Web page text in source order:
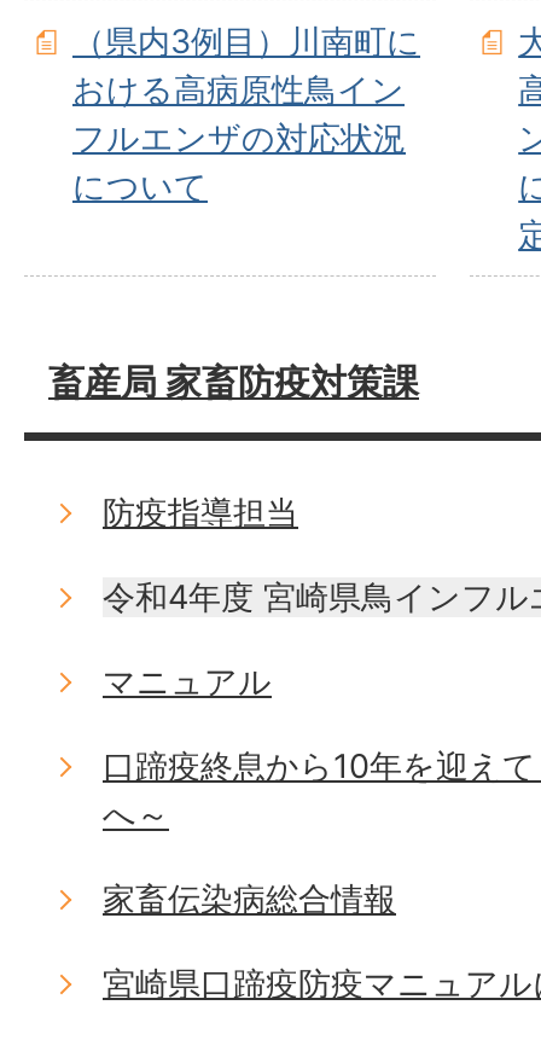
（県内3例目）川南町に
おける高病原性鳥イン
フルエンザの対応状況
について
畜産局 家畜防疫対策課
防疫指導担当
令和4年度 宮崎県鳥インフ
マニュアル
口蹄疫終息から10年を迎え
へ～
家畜伝染病総合情報
宮崎県口蹄疫防疫マニュア